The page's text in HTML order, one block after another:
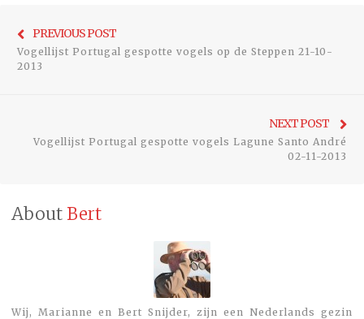
navigatie
PREVIOUS POST
post:
Vogellijst Portugal gespotte vogels op de Steppen 21-10-
2013
NEXT POST
Vogellijst Portugal gespotte vogels Lagune Santo André
02-11-2013
About Bert
Wij, Marianne en Bert Snijder, zijn een Nederlands gezin